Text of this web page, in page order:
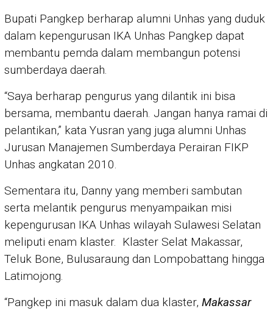
Bupati Pangkep berharap alumni Unhas yang duduk
dalam kepengurusan IKA Unhas Pangkep dapat
membantu pemda dalam membangun potensi
sumberdaya daerah.
“Saya berharap pengurus yang dilantik ini bisa
bersama, membantu daerah. Jangan hanya ramai di
pelantikan,” kata Yusran yang juga alumni Unhas
Jurusan Manajemen Sumberdaya Perairan FIKP
Unhas angkatan 2010.
Sementara itu, Danny yang memberi sambutan
serta melantik pengurus menyampaikan misi
kepengurusan IKA Unhas wilayah Sulawesi Selatan
meliputi enam klaster. Klaster Selat Makassar,
Teluk Bone, Bulusaraung dan Lompobattang hingga
Latimojong.
“Pangkep ini masuk dalam dua klaster, Makassar